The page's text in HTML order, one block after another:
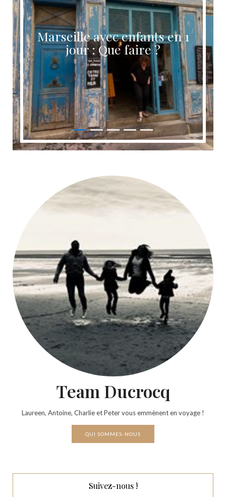
Marseille avec enfants en 1
jour : Que faire ?
Team Ducrocq
Laureen, Antoine, Charlie et Peter vous emmènent en voyage !
QUI SOMMES-NOUS
Suivez-nous !